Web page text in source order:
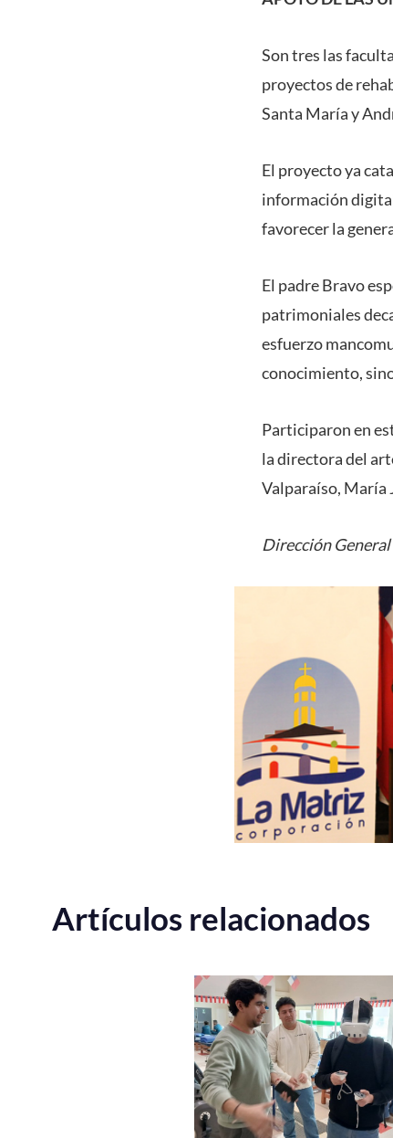
Son tres las
proyectos de
Santa María y
El proyecto ya
información
favorecer la
El padre Bravo
patrimoniales
esfuerzo
conocimiento,
Participaron en
la directora del
Valparaíso, María
Dirección
Artículos relacionados